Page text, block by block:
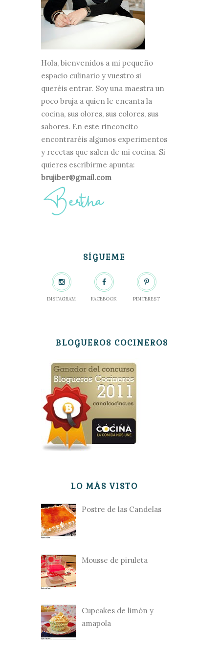
Hola, bienvenidos a mi pequeño
espacio culinario y vuestro si
queréis entrar. Soy una maestra un
poco bruja a quien le encanta la
cocina, sus olores, sus colores, sus
sabores. En este rinconcito
encontraréis algunos experimentos
y recetas que salen de mi cocina. Si
quieres escribirme apunta:
brujiber@gmail.com
SÍGUEME
INSTAGRAM FACEBOOK PINTEREST
BLOGUEROS COCINEROS
LO MÁS VISTO
Postre de las Candelas
Mousse de piruleta
Cupcakes de limón y
amapola